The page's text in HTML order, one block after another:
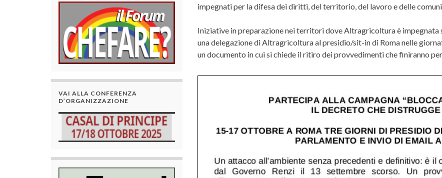
impegnati per la difesa dei diritti, del territorio, del lavoro e delle
Iniziative in preparazione nei territori dove Altragricoltura è
una delegazione di Altragricoltura al presidio/sit-in di Roma nelle
un documento in cui si chiede il ritiro dei provvedimenti che finiranno
VAI ALLA CONFERENZA
D’ORGANIZZAZIONE